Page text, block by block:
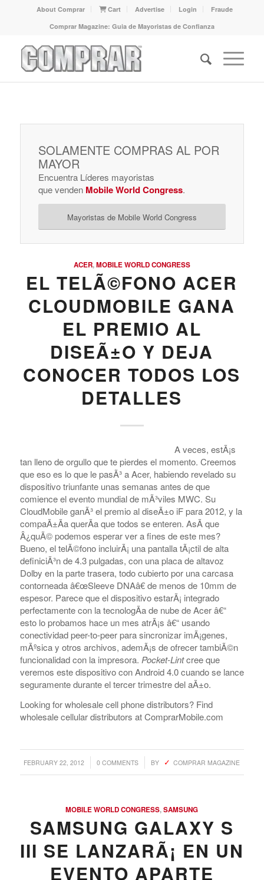
About Comprar Cart Advertise Login
Fraude
Comprar Magazine: Guia de Mayoristas de Confianza
SOLAMENTE COMPRAS AL POR
MAYOR
Encuentra Líderes mayoristas
que venden Mobile World Congress.
Mayoristas de Mobile World Congress
ACER,MOBILE WORLD CONGRESS
EL TELÃ©FONO ACER
CLOUDMOBILE GANA
EL PREMIO AL
DISEÃ±O Y DEJA
CONOCER TODOS LOS
DETALLES
A veces, estÃ¡s
tan lleno de orgullo que te pierdes el momento. Creemos
que eso es lo que le pasÃ³ a Acer, habiendo revelado su
dispositivo triunfante unas semanas antes de que
comience el evento mundial de mÃ³viles MWC. Su
CloudMobile ganÃ³ el premio al diseÃ±o iF para 2012, y la
compaÃ±Ã­a querÃ­a que todos se enteren. AsÃ­ que
Â¿quÃ© podemos esperar ver a fines de este mes?
Bueno, el telÃ©fono incluirÃ¡ una pantalla tÃ¡ctil de alta
definiciÃ³n de 4.3 pulgadas, con una placa de altavoz
Dolby en la parte trasera, todo cubierto por una carcasa
contorneada â€œSleeve DNAâ€ de menos de 10mm de
espesor. Parece que el dispositivo estarÃ¡ integrado
perfectamente con la tecnologÃ­a de nube de Acer â€“
esto lo probamos hace un mes atrÃ¡s â€“ usando
conectividad peer-to-peer para sincronizar imÃ¡genes,
mÃºsica y otros archivos, ademÃ¡s de ofrecer tambiÃ©n
funcionalidad con la impresora. Pocket-Lintcree que
veremos este dispositivo con Android 4.0 cuando se lance
seguramente durante el tercer trimestre del aÃ±o.
Looking for wholesale cell phone distributors? Find
wholesale cellular distributors at ComprarMobile.com
FEBRUARY 22, 2012
/ 0 COMMENTS
/ BY COMPRAR MAGAZINE
MOBILE WORLD CONGRESS,SAMSUNG
SAMSUNG GALAXY S
III SE LANZARÃ¡ EN UN
EVENTO APARTE